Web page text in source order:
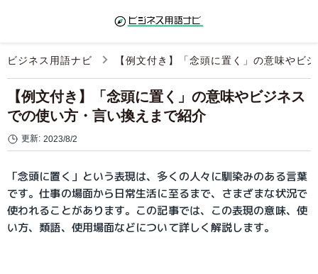
ビジネス用語ナビ 【例文付き】「念頭に置く」の意味やビ
【例文付き】「念頭に置く」の意味やビジネス
での使い方・言い換えまで紹介
更新: 2023/8/2
「念頭に置く」という表現は、多くの人々に馴染みのある言葉
です。仕事の場面から日常生活に至るまで、さまざまな状況で
使われることがあります。この記事では、この表現の意味、使
い方、類語、使用場面などについて詳しく解説します。